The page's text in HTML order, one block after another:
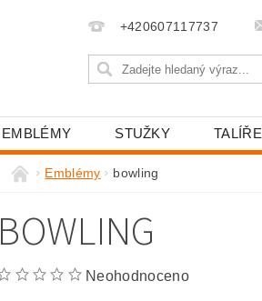
+420607117737
EMBLÉMY STUŽKY TALÍŘE
NAPIŠTE NÁM
Emblémy bowling
BOWLING
Neohodnoceno